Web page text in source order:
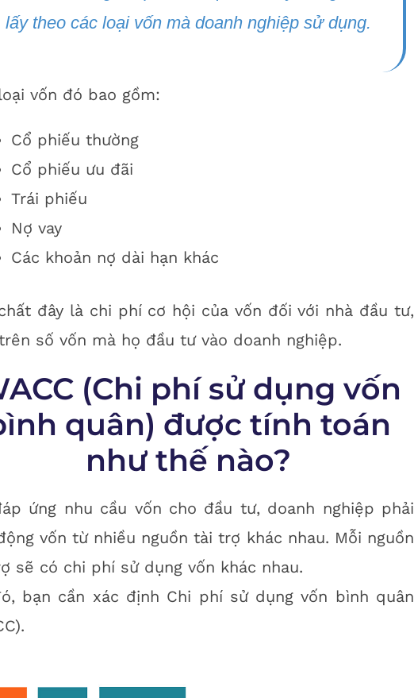
lấy theo các loại vốn mà doanh nghiệp sử dụng.
vốn đó bao gồm:
Cổ phiếu thường
Cổ phiếu ưu đãi
Trái phiếu
Nợ vay
Các khoản nợ dài hạn khác
đây là chi phí cơ hội của vốn đối với nhà đầu tư,
số vốn mà họ đầu tư vào doanh nghiệp.
(Chi phí sử dụng vốn
quân) được tính toán
như thế nào?
ứng nhu cầu vốn cho đầu tư, doanh nghiệp phải
vốn từ nhiều nguồn tài trợ khác nhau. Mỗi nguồn
sẽ có chi phí sử dụng vốn khác nhau.
bạn cần xác định Chi phí sử dụng vốn bình quân